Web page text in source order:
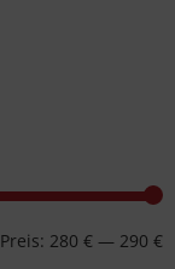
Preis: 280 € — 290 €